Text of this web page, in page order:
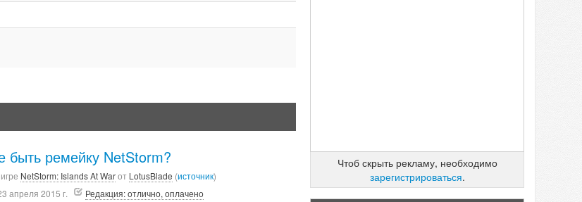
быть ремейку NetStorm?
NetStorm: Islands At Warот LotusBlade (источник)
апреля 2015 г. Редакция: отлично, оплачено
Чтоб скрыть рекламу, необходимо
зарегистрироваться.